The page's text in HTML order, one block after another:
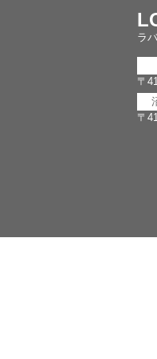
ラ
〒
〒